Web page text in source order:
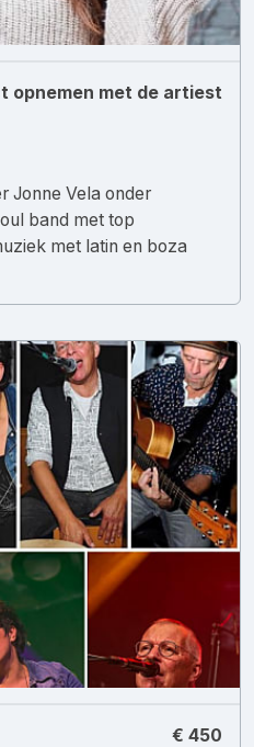
opnemen met de artiest
Jonne Vela onder
band met top
met latin en boza
€ 450